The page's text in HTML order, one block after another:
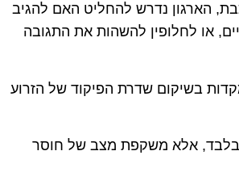
הארגון נדרש להחליט האם להגיב
או לחלופין להשהות את התגובה
בשיקום שדרת הפיקוד של הזרוע
בלבד, אלא משקפת מצב של חוסר